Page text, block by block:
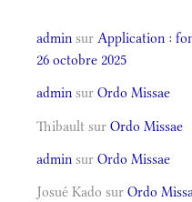
admin sur Application :
26 octobre 2025
admin sur Ordo Missae
Thibault sur Ordo Missae
admin sur Ordo Missae
Josué Kado sur Ordo